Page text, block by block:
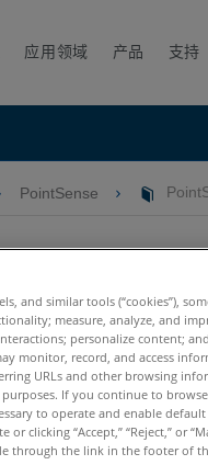
应用领域 产品 支持
PointSense
年的发布 2018年，
PointSense for Revit所有
and similar tools (“cookies”),
measure, analyze, and
personalize content;
monitor, record, and access
URLs and other browsing
If you continue to
to operate and enable
or clicking “Accept,” “Reject,” or
through the link in the footer of